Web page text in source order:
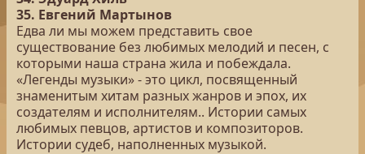
35. Евгений Мартынов
Едва ли мы можем представить свое
существование без любимых мелодий и песен, с
которыми наша страна жила и побеждала.
«Легенды музыки» - это цикл, посвященный
знаменитым хитам разных жанров и эпох, их
создателям и исполнителям.. Истории самых
любимых певцов, артистов и композиторов.
Истории судеб, наполненных музыкой.